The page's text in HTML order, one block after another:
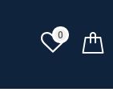
0